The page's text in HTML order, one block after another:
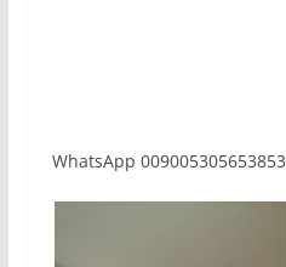
WhatsApp 009005305653853